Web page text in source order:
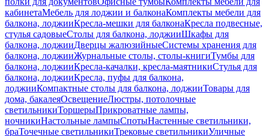
кабинетаМебель для лоджии и балконаКомплекты мебели для
балкона, лоджииКресла-мешки для балконаКресла подвесные,
стулья садовыеСтолы для балкона, лоджииШкафы для
балкона, лоджииДверцы жалюзийныеСистемы хранения для
балкона, лоджииЖурнальные столы, столы-книгиТумбы для
балкона, лоджииКресла-качалки, кресла-маятникиСтулья для
балкона, лоджииКресла, пуфы для балкона,
лоджииКомпактные столы для балкона, лоджииТовары для
дома, бакалеяОсвещениеЛюстры, потолочные
светильникиТоршерыПрикроватные лампы,
ночникиНастольные лампыСпотыНастенные светильники,
браТочечные светильникиТрековые светильникиУличные